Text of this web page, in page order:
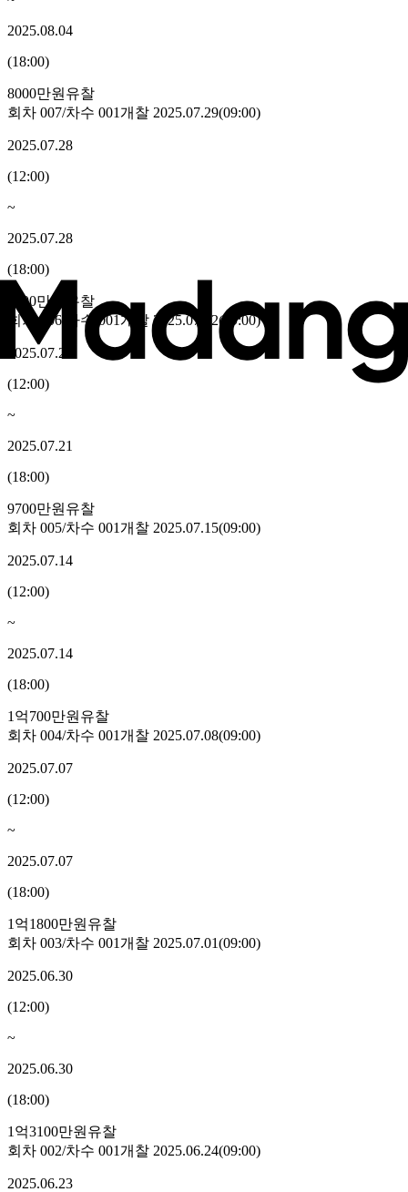
2025.08.04
(18:00)
8000만원 유찰
회차 007/차수 001개찰 2025.07.29(09:00)
2025.07.28
(12:00)
~
2025.07.28
(18:00)
8800만원
유찰
회차006 /차수 001개찰2025.07.22(09:00)
2025.07.21
(12:00)
~
2025.07.21
(18:00)
9700만원 유찰
회차 005/차수 001개찰 2025.07.15(09:00)
2025.07.14
(12:00)
~
2025.07.14
(18:00)
1억700만원 유찰
회차 004/차수 001개찰 2025.07.08(09:00)
2025.07.07
(12:00)
~
2025.07.07
(18:00)
1억1800만원 유찰
회차 003/차수 001개찰 2025.07.01(09:00)
2025.06.30
(12:00)
~
2025.06.30
(18:00)
1억3100만원 유찰
회차 002/차수 001개찰 2025.06.24(09:00)
2025.06.23